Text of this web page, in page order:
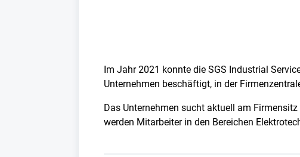
Im Jahr 2021 konnte die SGS Industrial
Unternehmen beschäftigt, in der
Das Unternehmen sucht aktuell am
werden Mitarbeiter in den Bereichen